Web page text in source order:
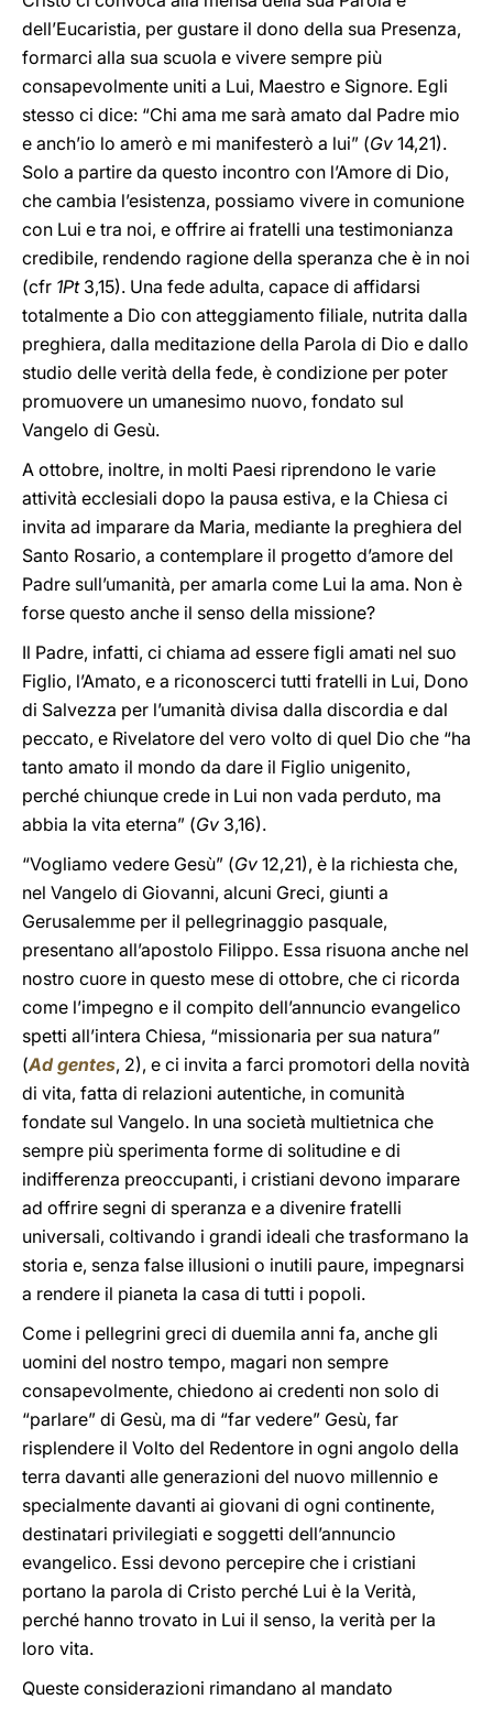
dell’Eucaristia, per gustare il dono della sua Presenza,
formarci alla sua scuola e vivere sempre più
consapevolmente uniti a Lui, Maestro e Signore. Egli
stesso ci dice: “Chi ama me sarà amato dal Padre mio
e anch’io lo amerò e mi manifesterò a lui” (Gv 14,21).
Solo a partire da questo incontro con l’Amore di Dio,
che cambia l’esistenza, possiamo vivere in comunione
con Lui e tra noi, e offrire ai fratelli una testimonianza
credibile, rendendo ragione della speranza che è in noi
(cfr 1Pt3,15). Una fede adulta, capace di affidarsi
totalmente a Dio con atteggiamento filiale, nutrita dalla
preghiera, dalla meditazione della Parola di Dio e dallo
studio delle verità della fede, è condizione per poter
promuovere un umanesimo nuovo, fondato sul
Vangelo di Gesù.
A ottobre, inoltre, in molti Paesi riprendono le varie
attività ecclesiali dopo la pausa estiva, e la Chiesa ci
invita ad imparare da Maria, mediante la preghiera del
Santo Rosario, a contemplare il progetto d’amore del
Padre sull’umanità, per amarla come Lui la ama. Non è
forse questo anche il senso della missione?
Il Padre, infatti, ci chiama ad essere figli amati nel suo
Figlio, l’Amato, e a riconoscerci tutti fratelli in Lui, Dono
di Salvezza per l’umanità divisa dalla discordia e dal
peccato, e Rivelatore del vero volto di quel Dio che “ha
tanto amato il mondo da dare il Figlio unigenito,
perché chiunque crede in Lui non vada perduto, ma
abbia la vita eterna” (Gv 3,16).
“Vogliamo vedere Gesù” (Gv 12,21), è la richiesta che,
nel Vangelo di Giovanni, alcuni Greci, giunti a
Gerusalemme per il pellegrinaggio pasquale,
presentano all’apostolo Filippo. Essa risuona anche nel
nostro cuore in questo mese di ottobre, che ci ricorda
come l’impegno e il compito dell’annuncio evangelico
spetti all’intera Chiesa, “missionaria per sua natura”
(Ad gentes, 2), e ci invita a farci promotori della novità
di vita, fatta di relazioni autentiche, in comunità
fondate sul Vangelo. In una società multietnica che
sempre più sperimenta forme di solitudine e di
indifferenza preoccupanti, i cristiani devono imparare
ad offrire segni di speranza e a divenire fratelli
universali, coltivando i grandi ideali che trasformano la
storia e, senza false illusioni o inutili paure, impegnarsi
a rendere il pianeta la casa di tutti i popoli.
Come i pellegrini greci di duemila anni fa, anche gli
uomini del nostro tempo, magari non sempre
consapevolmente, chiedono ai credenti non solo di
“parlare” di Gesù, ma di “far vedere” Gesù, far
risplendere il Volto del Redentore in ogni angolo della
terra davanti alle generazioni del nuovo millennio e
specialmente davanti ai giovani di ogni continente,
destinatari privilegiati e soggetti dell’annuncio
evangelico. Essi devono percepire che i cristiani
portano la parola di Cristo perché Lui è la Verità,
perché hanno trovato in Lui il senso, la verità per la
loro vita.
Queste considerazioni rimandano al mandato